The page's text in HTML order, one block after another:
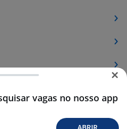
vagas no nosso app